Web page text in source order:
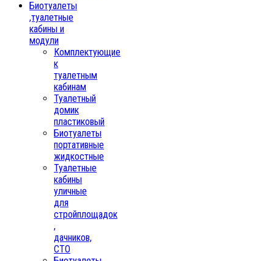
Биотуалеты
,туалетные
кабины и
модули
Комплектующие
к
туалетным
кабинам
Туалетный
домик
пластиковый
Биотуалеты
портативные
жидкостные
Туалетные
кабины
уличные
для
стройплощадок
,
дачников,
СТО